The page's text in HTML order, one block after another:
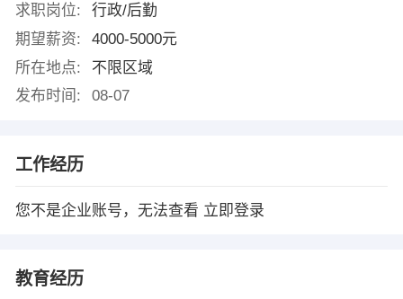
求职岗位:
行政/后勤
期望薪资:
4000-5000元
所在地点:
不限区域
发布时间:
08-07
工作经历
您不是企业账号，无法查看 立即登录
教育经历